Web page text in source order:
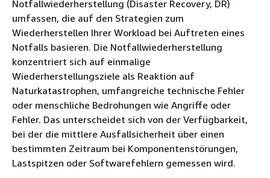
Notfallwiederherstellung (Disaster Recovery, DR)
umfassen, die auf den Strategien zum
Wiederherstellen Ihrer Workload bei Auftreten eines
Notfalls basieren. Die Notfallwiederherstellung
konzentriert sich auf einmalige
Wiederherstellungsziele als Reaktion auf
Naturkatastrophen, umfangreiche technische Fehler
oder menschliche Bedrohungen wie Angriffe oder
Fehler. Das unterscheidet sich von der Verfügbarkeit,
bei der die mittlere Ausfallsicherheit über einen
bestimmten Zeitraum bei Komponentenstörungen,
Lastspitzen oder Softwarefehlern gemessen wird.